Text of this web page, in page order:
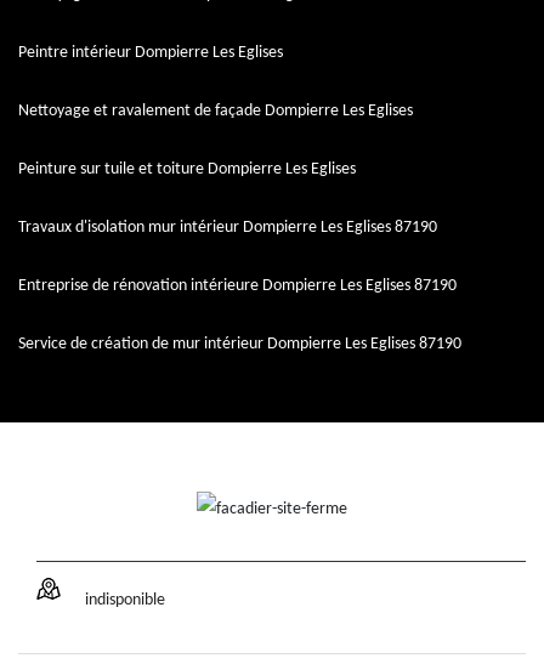
Peintre intérieur Dompierre Les Eglises
Nettoyage et ravalement de façade Dompierre Les Eglises
Peinture sur tuile et toiture Dompierre Les Eglises
Travaux d'isolation mur intérieur Dompierre Les Eglises 87190
Entreprise de rénovation intérieure Dompierre Les Eglises 87190
Service de création de mur intérieur Dompierre Les Eglises 87190
indisponible